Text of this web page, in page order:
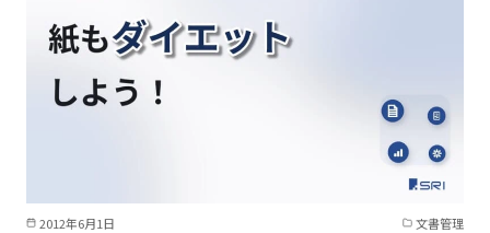
2012年6月1日 文書管理